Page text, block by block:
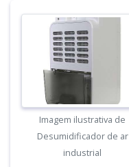
Imagem ilustrativa de
Desumidificador de ar
industrial